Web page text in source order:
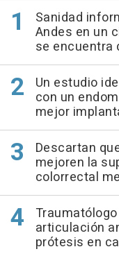
Sanidad
Andes en un
se encuentra
Un estudio
con un
mejor
Descartan
mejoren la
colorrectal
articulación
prótesis en